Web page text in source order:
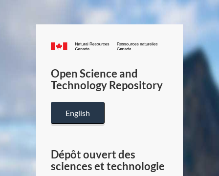
Canada.ca
/
Canada
Open Science and
Technology Repository
English
Dépôt ouvert des
sciences et technologie